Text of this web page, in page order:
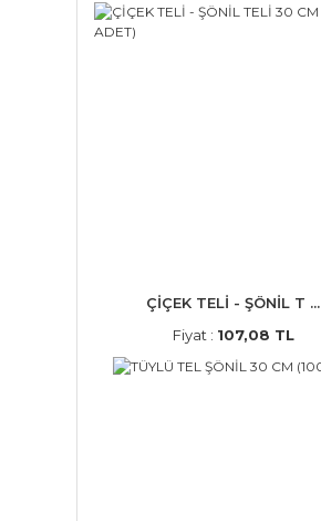
ÇİÇEK TELİ - ŞÖNİL T ...
Fiyat : 107,08 TL